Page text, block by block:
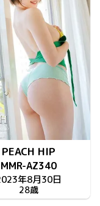
PEACH HIP
MMR-AZ340
年8月30日
28歳